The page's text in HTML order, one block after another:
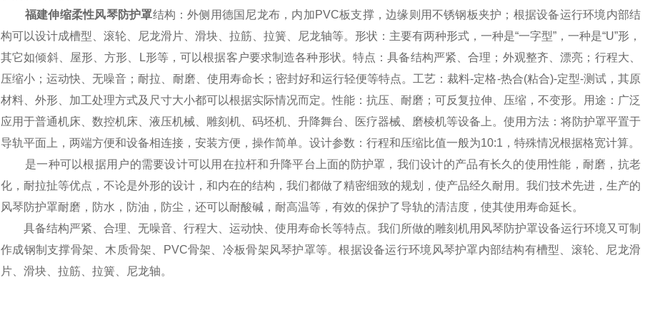
福建伸缩柔性风琴防护罩结构：外侧用德国尼龙布，内加PVC板支撑，边缘则用不锈钢板夹护；根据设备运行环境内部结
构可以设计成槽型、滚轮、尼龙滑片、滑块、拉筋、拉簧、尼龙轴等。形状：主要有两种形式，一种是“一字型”，一种是“U”形，
其它如倾斜、屋形、方形、L形等，可以根据客户要求制造各种形状。特点：具备结构严紧、合理；外观整齐、漂亮；行程大、
压缩小；运动快、无噪音；耐拉、耐磨、使用寿命长；密封好和运行轻便等特点。工艺：裁料-定格-热合(粘合)-定型-测试，其原
材料、外形、加工处理方式及尺寸大小都可以根据实际情况而定。性能：抗压、耐磨；可反复拉伸、压缩，不变形。用途：广泛
应用于普通机床、数控机床、液压机械、雕刻机、码坯机、升降舞台、医疗器械、磨棱机等设备上。使用方法：将防护罩平置于
导轨平面上，两端方便和设备相连接，安装方便，操作简单。设计参数：行程和压缩比值一般为10:1，特殊情况根据格宽计算。
是一种可以根据用户的需要设计可以用在拉杆和升降平台上面的防护罩，我们设计的产品有长久的使用性能，耐磨，抗老
化，耐拉扯等优点，不论是外形的设计，和内在的结构，我们都做了精密细致的规划，使产品经久耐用。我们技术先进，生产的
风琴防护罩耐磨，防水，防油，防尘，还可以耐酸碱，耐高温等，有效的保护了导轨的清洁度，使其使用寿命延长。
具备结构严紧、合理、无噪音、行程大、运动快、使用寿命长等特点。我们所做的雕刻机用风琴防护罩设备运行环境又可制
作成钢制支撑骨架、木质骨架、PVC骨架、冷板骨架风琴护罩等。根据设备运行环境风琴护罩内部结构有槽型、滚轮、尼龙滑
片、滑块、拉筋、拉簧、尼龙轴。